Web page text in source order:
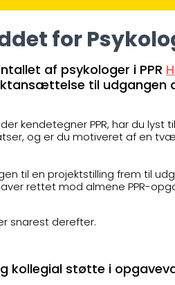
for
af psykologer i PPR
til udgangen
kendetegner PPR, har du
og er du motiveret af en
til en projektstilling frem til
rettet mod almene PPR-
snarest derefter.
kollegial støtte i